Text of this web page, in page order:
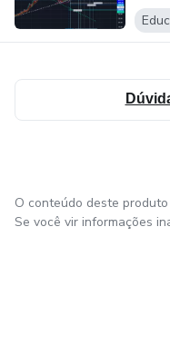
O conteúdo deste
Se você vir informações